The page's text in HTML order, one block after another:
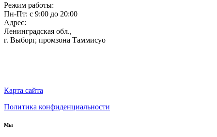
Режим работы:
Пн-Пт: с 9:00 до 20:00
Адрес:
Ленинградская обл.,
г. Выборг, промзона Таммисуо
Карта сайта
Политика конфиденциальности
Мы